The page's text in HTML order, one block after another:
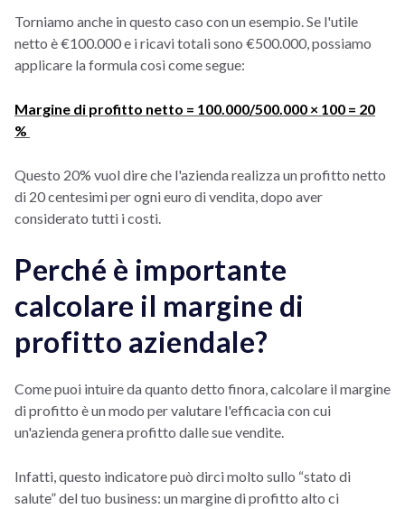
Torniamo anche in questo caso con un esempio. Se l'utile
netto è €100.000 e i ricavi totali sono €500.000, possiamo
applicare la formula così come segue:
Margine di profitto netto = 100.000/500.000 × 100 = 20
%
Questo 20% vuol dire che l'azienda realizza un profitto netto
di 20 centesimi per ogni euro di vendita, dopo aver
considerato tutti i costi.
Perché è importante
calcolare il margine di
profitto aziendale?
Come puoi intuire da quanto detto finora, calcolare il margine
di profitto è un modo per valutare l'efficacia con cui
un'azienda genera profitto dalle sue vendite.
Infatti, questo indicatore può dirci molto sullo “stato di
salute” del tuo business: un margine di profitto alto ci